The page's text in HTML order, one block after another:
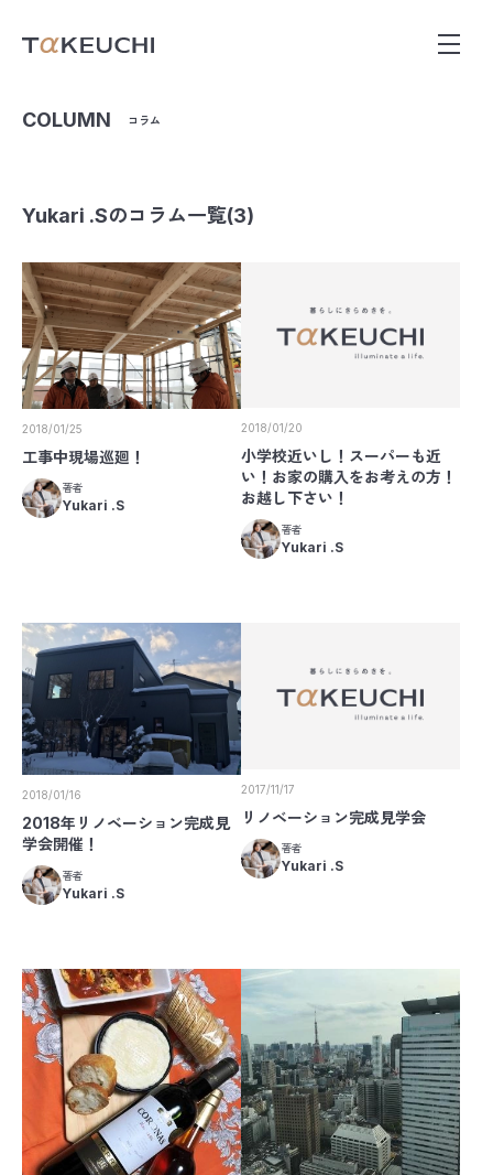
COLUMN コラム
Yukari .Sのコラム一覧(3)
2018/01/25
工事中現場巡廻！
著者
Yukari .S
2018/01/20
小学校近いし！スーパーも近
い！お家の購入をお考えの方！
お越し下さい！
著者
Yukari .S
2018/01/16
2018年リノベーション完成見
学会開催！
著者
Yukari .S
2017/11/17
リノベーション完成見学会
著者
Yukari .S